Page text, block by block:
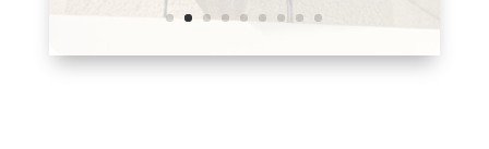
Sortie à Tregastel
Redadeg evit en em lec’hiañ/ Course d’orientation